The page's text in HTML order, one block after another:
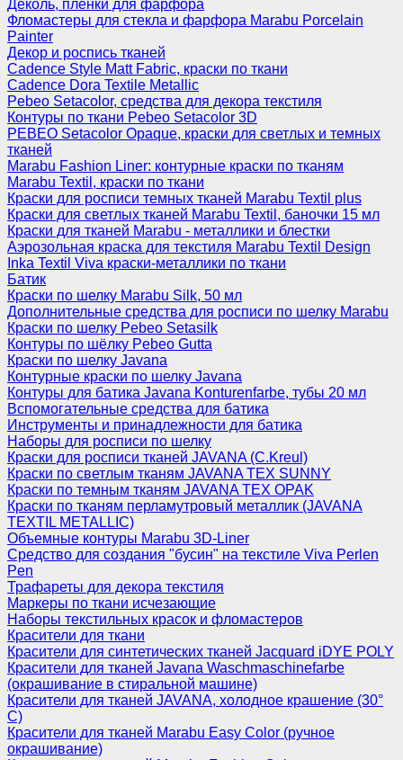
Деколь, пленки для фарфора
Фломастеры для стекла и фарфора Marabu Porcelain
Painter
Декор и роспись тканей
Cadence Style Matt Fabric, краски по ткани
Cadence Dora Textile Metallic
Pebeo Setacolor, средства для декора текстиля
Контуры по ткани Pebeo Setacolor 3D
PEBEO Setacolor Opaque, краски для светлых и темных
тканей
Marabu Fashion Liner: контурные краски по тканям
Marabu Textil, краски по ткани
Краски для росписи темных тканей Marabu Textil plus
Краски для светлых тканей Marabu Textil, баночки 15 мл
Краски для тканей Marabu - металлики и блестки
Аэрозольная краска для текстиля Marabu Textil Design
Inka Textil Viva краски-металлики по ткани
Батик
Краски по шелку Marabu Silk, 50 мл
Дополнительные средства для росписи по шелку Marabu
Краски по шелку Pebeo Setasilk
Контуры по шёлку Pebeo Gutta
Краски по шелку Javana
Контурные краски по шелку Javana
Контуры для батика Javana Konturenfarbe, тубы 20 мл
Вспомогательные средства для батика
Инструменты и принадлежности для батика
Наборы для росписи по шелку
Краски для росписи тканей JAVANA (C.Kreul)
Краски по светлым тканям JAVANA TEX SUNNY
Краски по темным тканям JAVANA TEX OPAK
Краски по тканям перламутровый металлик (JAVANA
TEXTIL METALLIC)
Объемные контуры Marabu 3D-Liner
Средство для создания "бусин" на текстиле Viva Perlen
Pen
Трафареты для декора текстиля
Маркеры по ткани исчезающие
Наборы текстильных красок и фломастеров
Красители для ткани
Красители для синтетических тканей Jacquard iDYE POLY
Красители для тканей Javana Waschmaschinefarbe
(окрашивание в стиральной машине)
Красители для тканей JAVANA, холодное крашение (30°
С)
Красители для тканей Marabu Easy Color (ручное
окрашивание)